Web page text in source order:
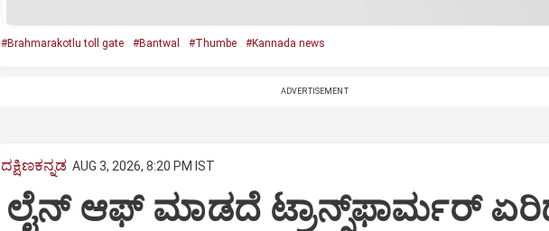
#Brahmarakotlu toll gate #Bantwal #Thumbe #Kannada news
ADVERTISEMENT
ದಕ್ಷಿಣಕನ್ನಡ AUG 3, 2026, 8:20 PM IST
ಲೈನ್ ಆಫ್ ಮಾಡದೆ ಟ್ರಾನ್ಸ್‌ಫಾರ್ಮರ್